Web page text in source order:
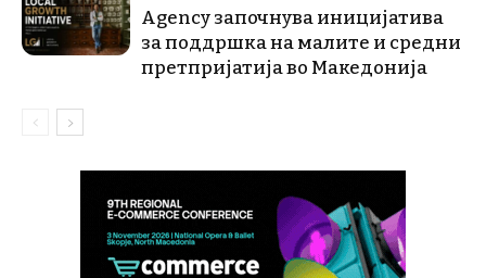
Agency започнува иницијатива
за поддршка на малите и средни
претпријатија во Македонија